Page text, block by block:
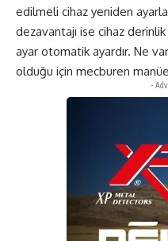
edilmeli cihaz yeniden
dezavantajı ise cihaz derinlik
ayar otomatik ayardır. Ne
olduğu için mecburen
-